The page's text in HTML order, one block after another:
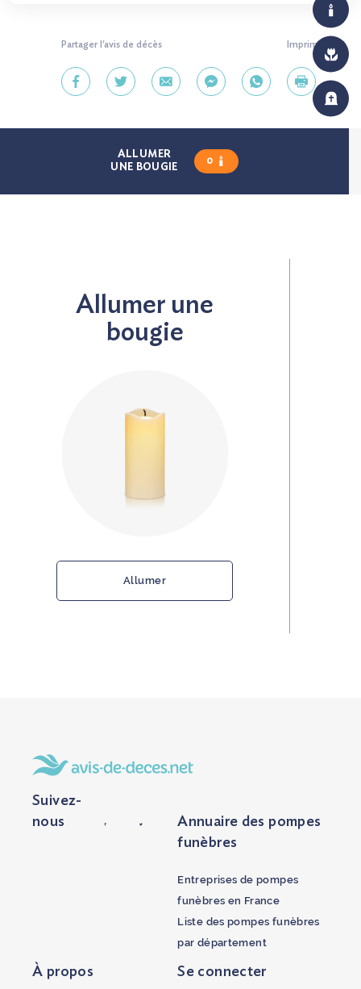
Partager l'avis de décès Imprimer
ALLUMER
UNE BOUGIE
0
Allumer une
bougie
Allumer
Suivez-
nous
Annuaire des pompes
funèbres
Entreprises de pompes
funèbres en France
Liste des pompes funèbres
par département
À propos Se connecter